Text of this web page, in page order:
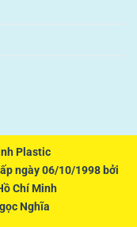
Plastic
ngày 06/10/1998 bởi
Chí Minh
Nghĩa